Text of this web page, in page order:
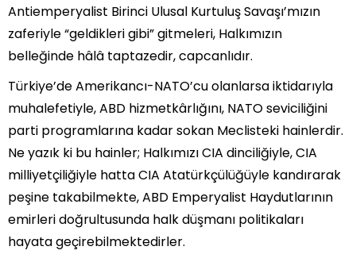
Antiemperyalist Birinci Ulusal Kurtuluş Savaşı’mızın
zaferiyle “geldikleri gibi” gitmeleri, Halkımızın
belleğinde hâlâ taptazedir, capcanlıdır.
Türkiye’de Amerikancı-NATO’cu olanlarsa iktidarıyla
muhalefetiyle, ABD hizmetkârlığını, NATO seviciliğini
parti programlarına kadar sokan Meclisteki hainlerdir.
Ne yazık ki bu hainler; Halkımızı CIA dinciliğiyle, CIA
milliyetçiliğiyle hatta CIA Atatürkçülüğüyle kandırarak
peşine takabilmekte, ABD Emperyalist Haydutlarının
emirleri doğrultusunda halk düşmanı politikaları
hayata geçirebilmektedirler.